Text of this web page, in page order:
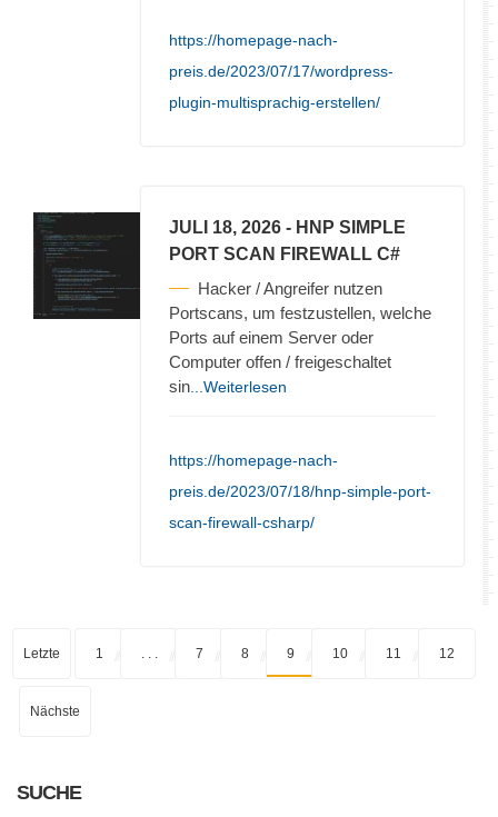
https://homepage-nach-
preis.de/2023/07/17/wordpress-
plugin-multisprachig-erstellen/
JULI 18, 2026 - HNP SIMPLE
PORT SCAN FIREWALL C#
Hacker / Angreifer nutzen
Portscans, um festzustellen, welche
Ports auf einem Server oder
Computer offen / freigeschaltet
sin ...Weiterlesen
https://homepage-nach-
preis.de/2023/07/18/hnp-simple-port-
scan-firewall-csharp/
Letzte 1 7 8 9 10 11 12
Nächste
SUCHE